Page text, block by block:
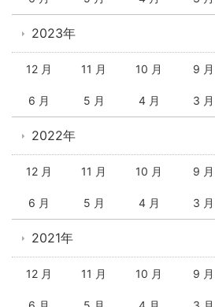
2023年
12 月 11 月 10 月 9 月
6 月 5 月 4 月 3 月
2022年
12 月 11 月 10 月 9 月
6 月 5 月 4 月 3 月
2021年
12 月 11 月 10 月 9 月